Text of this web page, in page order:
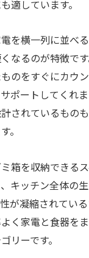
適しています。
を横一列に並べ
なるのが特徴で
のをすぐにカウ
ポートしてくれ
されているもの
。
箱を収納できる
キッチン全体の
が凝縮されてい
く家電と食器を
リーです。